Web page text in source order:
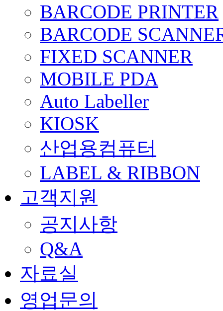
BARCODE PRINTER
BARCODE
FIXED SCANNER
MOBILE PDA
Auto Labeller
KIOSK
산업용컴퓨터
LABEL & RIBBON
고객지원
공지사항
Q&A
자료실
영업문의